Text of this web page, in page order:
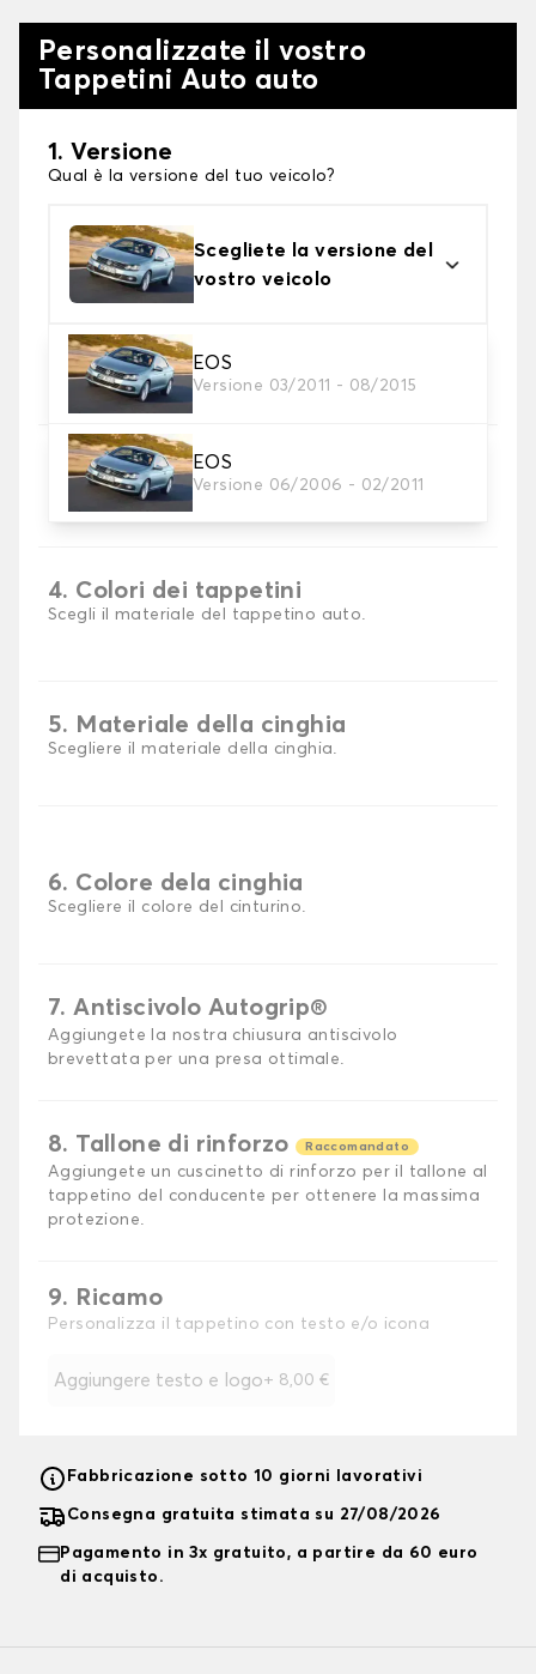
Personalizzate il vostro
Tappetini Auto auto
1. Versione
Qual è la versione del tuo veicolo?
Scegliete la versione del
vostro veicolo
EOS
Versione 03/2011 - 08/2015
EOS
Versione 06/2006 - 02/2011
2. Materiale
Scegli il materiale del tappetini auto
3. Set di tappetini
Selezionare il numero di tappetini per auto
necessari.
4. Colori dei tappetini
Scegli il materiale del tappetino auto.
5. Materiale della cinghia
Scegliere il materiale della cinghia.
6. Colore dela cinghia
Scegliere il colore del cinturino.
7. Antiscivolo Autogrip®
Aggiungete la nostra chiusura antiscivolo
brevettata per una presa ottimale.
8. Tallone di rinforzo Raccomandato
Aggiungete un cuscinetto di rinforzo per il tallone al
tappetino del conducente per ottenere la massima
protezione.
9. Ricamo
Personalizza il tappetino con testo e/o icona
Aggiungere testo e logo+ 8,00 €
Fabbricazione sotto 10 giorni lavorativi
Consegna gratuita stimata su 27/08/2026
Pagamento in 3x gratuito, a partire da 60 euro
di acquisto.